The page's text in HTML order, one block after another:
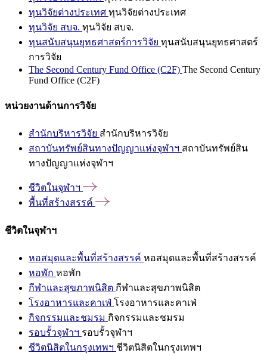
ทุนวิจัยต่างประเทศ ทุนวิจัยต่างประเทศ
ทุนวิจัย สบจ. ทุนวิจัย สบจ.
ทุนสนับสนุนยุทธศาสตร์การวิจัย ทุนสนับสนุนยุทธศาสตร์
การวิจัย
The Second Century Fund Office (C2F) The Second Century
Fund Office (C2F)
หน่วยงานด้านการวิจัย
สำนักบริหารวิจัย สำนักบริหารวิจัย
สถาบันทรัพย์สินทางปัญญาแห่งจุฬาฯ สถาบันทรัพย์สิน
ทางปัญญาแห่งจุฬาฯ
ชีวิตในจุฬาฯ
พื้นที่สร้างสรรค์
ชีวิตในจุฬาฯ
หอสมุดและพื้นที่สร้างสรรค์ หอสมุดและพื้นที่สร้างสรรค์
หอพัก หอพัก
กีฬาและสุขภาพนิสิต กีฬาและสุขภาพนิสิต
โรงอาหารและคาเฟ่ โรงอาหารและคาเฟ่
กิจกรรมและชมรม กิจกรรมและชมรม
รอบรั้วจุฬาฯ รอบรั้วจุฬาฯ
ชีวิตนิสิตในกรุงเทพฯ ชีวิตนิสิตในกรุงเทพฯ